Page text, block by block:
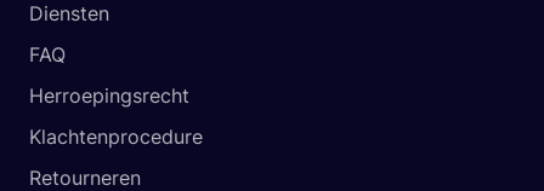
Diensten
FAQ
Herroepingsrecht
Klachtenprocedure
Retourneren